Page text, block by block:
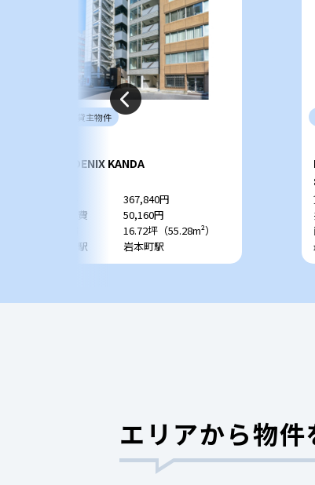
貸主物件
PHOENIX KANDA
367,840円
共益費
50,160円
16.72坪（55.28m²）
最寄駅
岩本町駅
エリアから物件